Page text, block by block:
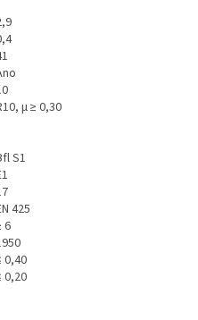
μ ≥ 0,30
S1
425